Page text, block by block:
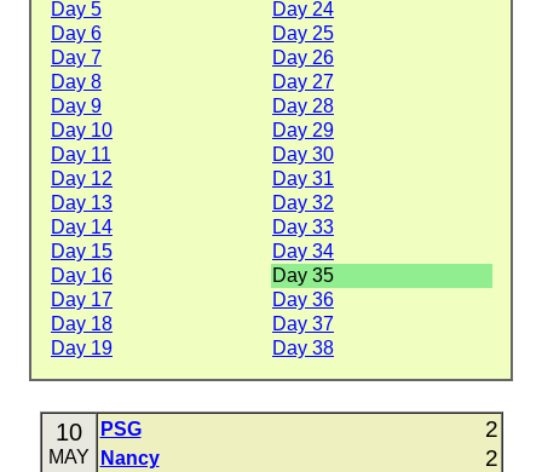
Day 5
Day 24
Day 6
Day 25
Day 7
Day 26
Day 8
Day 27
Day 9
Day 28
Day 10
Day 29
Day 11
Day 30
Day 12
Day 31
Day 13
Day 32
Day 14
Day 33
Day 15
Day 34
Day 16
Day 35
Day 17
Day 36
Day 18
Day 37
Day 19
Day 38
10
MAY
PSG 2
Nancy 2